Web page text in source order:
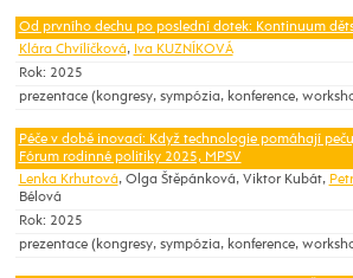
Od prvního dechu po poslední dotek: Kontinuum
Klára Chvílíčková, Iva KUZNÍKOVÁ
Rok: 2025
prezentace (kongresy, sympózia, konference,
Péče v době inovací: Když technologie pomáhají
Fórum rodinné politiky 2025, MPSV
Lenka Krhutová, Olga Štěpánková, Viktor Kubát,
Bélová
Rok: 2025
prezentace (kongresy, sympózia, konference,